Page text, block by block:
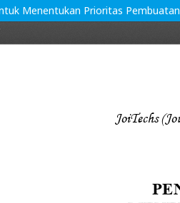
Menentukan Prioritas